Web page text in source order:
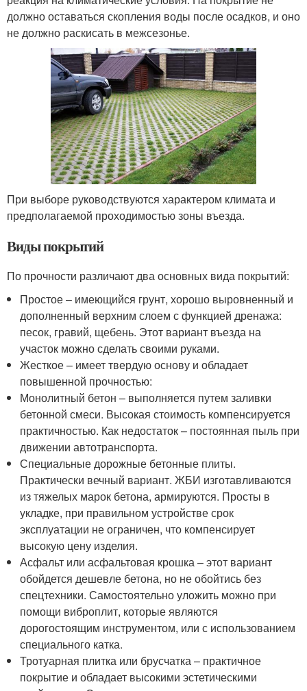
должно оставаться скопления воды после осадков, и оно
не должно раскисать в межсезонье.
При выборе руководствуются характером климата и
предполагаемой проходимостью зоны въезда.
Виды покрытий
По прочности различают два основных вида покрытий:
Простое – имеющийся грунт, хорошо выровненный и
дополненный верхним слоем с функцией дренажа:
песок, гравий, щебень. Этот вариант въезда на
участок можно сделать своими руками.
Жесткое – имеет твердую основу и обладает
повышенной прочностью:
Монолитный бетон – выполняется путем заливки
бетонной смеси. Высокая стоимость компенсируется
практичностью. Как недостаток – постоянная пыль при
движении автотранспорта.
Специальные дорожные бетонные плиты.
Практически вечный вариант. ЖБИ изготавливаются
из тяжелых марок бетона, армируются. Просты в
укладке, при правильном устройстве срок
эксплуатации не ограничен, что компенсирует
высокую цену изделия.
Асфальт или асфальтовая крошка – этот вариант
обойдется дешевле бетона, но не обойтись без
спецтехники. Самостоятельно уложить можно при
помощи виброплит, которые являются
дорогостоящим инструментом, или с использованием
специального катка.
Тротуарная плитка или брусчатка – практичное
покрытие и обладает высокими эстетическими